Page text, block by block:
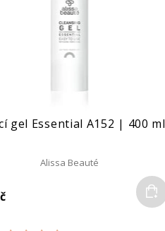
gel Essential A152 | 400 ml
Alissa Beauté